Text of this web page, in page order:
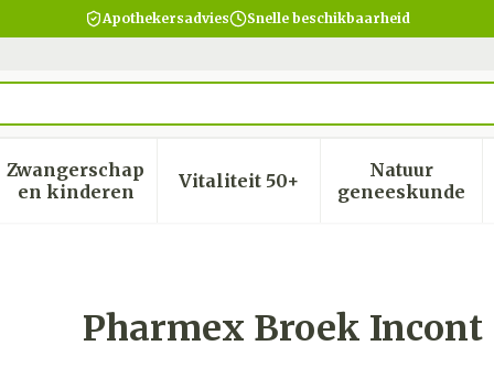
Apothekersadvies Snelle beschikbaarheid
verzorging en hygiëne categorie
voor Dieet, voeding en vitamines categorie
Zwangerschap
en kinderenToon submenu voor Zwangerschap en
Vitaliteit 50+Toon submenu voor
Natuur
geneeskunde
Toon
38-42
Pharmex Broek